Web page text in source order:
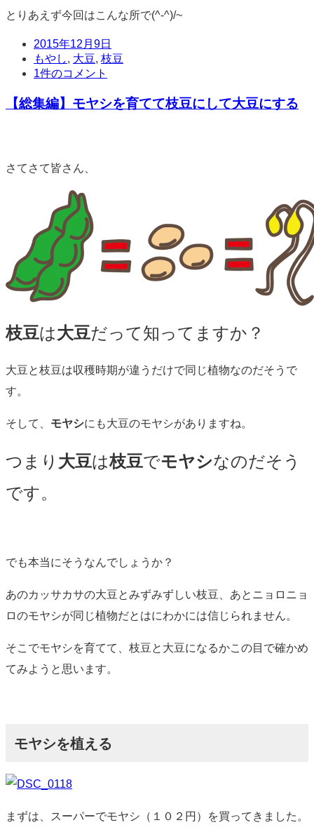
とりあえず今回はこんな所で(^-^)/~
日
時
2015年12月9日
タ
グ
もやし, 大豆, 枝豆
コ
ン
1件のコメント
【総集編】モヤシを育てて枝豆にして大豆にする
さてさて皆さん、
枝豆は大豆だって知ってますか？
大豆と枝豆は収穫時期が違うだけで同じ植物なのだそうで
す。
そして、 モヤシにも大豆のモヤシがありますね。
つまり 大豆は枝豆でモヤシなのだそう
です。
でも本当にそうなんでしょうか？
あのカッサカサの大豆とみずみずしい枝豆、あとニョロニョ
ロのモヤシが同じ植物だとはにわかには信じられません。
そこでモヤシを育てて、枝豆と大豆になるかこの目で確かめ
てみようと思います。
モヤシを植える
まずは、スーパーでモヤシ（１０２円）を買ってきました。